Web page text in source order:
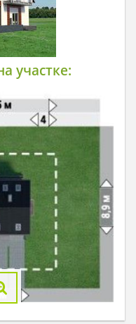
участке: